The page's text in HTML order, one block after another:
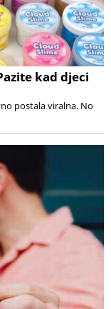
kad djeci
postala viralna. No